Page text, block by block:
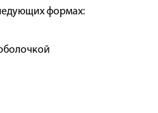
формах: